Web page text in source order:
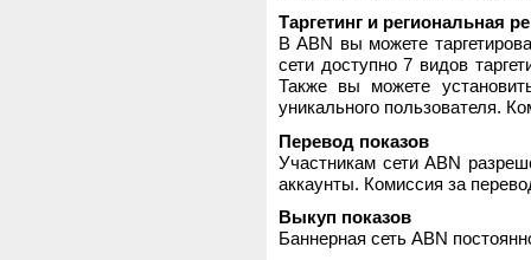
Таргетинг и региональная
В ABN вы можете
сети доступно 7 видов
Также вы можете
уникального пользователя.
Перевод показов
Участникам сети ABN
аккаунты. Комиссия за
Выкуп показов
Баннерная сеть ABN